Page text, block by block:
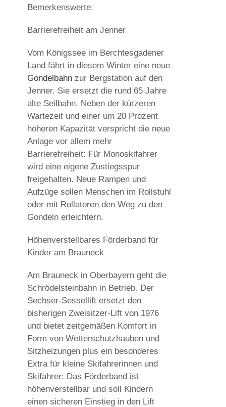
Bemerkenswerte:
Barrierefreiheit am Jenner
Vom Königssee im Berchtesgadener
Land fährt in diesem Winter eine neue
Gondelbahn zur Bergstation auf den
Jenner. Sie ersetzt die rund 65 Jahre
alte Seilbahn. Neben der kürzeren
Wartezeit und einer um 20 Prozent
höheren Kapazität verspricht die neue
Anlage vor allem mehr
Barrierefreiheit: Für Monoskifahrer
wird eine eigene Zustiegsspur
freigehalten. Neue Rampen und
Aufzüge sollen Menschen im Rollstuhl
oder mit Rollatoren den Weg zu den
Gondeln erleichtern.
Höhenverstellbares Förderband für
Kinder am Brauneck
Am Brauneck in Oberbayern geht die
Schrödelsteinbahn in Betrieb. Der
Sechser-Sessellift ersetzt den
bisherigen Zweisitzer-Lift von 1976
und bietet zeitgemäßen Komfort in
Form von Wetterschutzhauben und
Sitzheizungen plus ein besonderes
Extra für kleine Skifahrerinnen und
Skifahrer: Das Förderband ist
höhenverstellbar und soll Kindern
einen sicheren Einstieg in den Lift